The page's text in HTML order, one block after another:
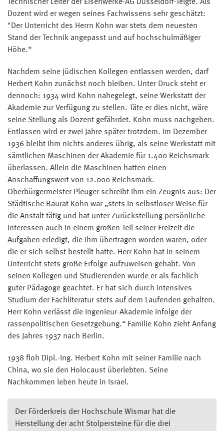
Technischer Leiter der Eisenwerke-AG Düsseldorf-Telgte. Als
Dozent wird er wegen seines Fachwissens sehr geschätzt:
"Der Unterricht des Herrn Kohn war stets dem neuesten
Stand der Technik angepasst und auf hochschulmäßiger
Höhe.“
Nachdem seine jüdischen Kollegen entlassen werden, darf
Herbert Kohn zunächst noch bleiben. Unter Druck steht er
dennoch: 1934 wird Kohn nahegelegt, seine Werkstatt der
Akademie zur Verfügung zu stellen. Täte er dies nicht, wäre
seine Stellung als Dozent gefährdet. Kohn muss nachgeben.
Entlassen wird er zwei Jahre später trotzdem. Im Dezember
1936 bleibt ihm nichts anderes übrig, als seine Werkstatt mit
sämtlichen Maschinen der Akademie für 1.400 Reichsmark
überlassen. Allein die Maschinen hatten einen
Anschaffungswert von 12.000 Reichsmark.
Oberbürgermeister Pleuger schreibt ihm ein Zeugnis aus: Der
Städtische Baurat Kohn war „stets in selbstloser Weise für
die Anstalt tätig und hat unter Zurückstellung persönliche
Interessen auch in einem großen Teil seiner Freizeit die
Aufgaben erledigt, die ihm übertragen worden waren, oder
die er sich selbst bestellt hatte. Herr Kohn hat in seinem
Unterricht stets große Erfolge aufzuweisen gehabt. Von
seinen Kollegen und Studierenden wurde er als fachlich
guter Pädagoge geachtet. Er hat sich durch intensives
Studium der Fachliteratur stets auf dem Laufenden gehalten.
Herr Kohn verlässt die Ingenieur-Akademie infolge der
rassenpolitischen Gesetzgebung.“ Familie Kohn zieht Anfang
des Jahres 1937 nach Berlin.
1938 floh Dipl.-Ing. Herbert Kohn mit seiner Familie nach
China, wo sie den Holocaust überlebten. Seine
Nachkommen leben heute in Israel.
Der Förderkreis der Hochschule Wismar hat die
Herstellung der acht Stolpersteine für die drei